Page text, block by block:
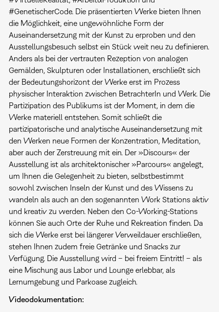
#GenetischerCode. Die präsentierten Werke bieten Ihnen
die Möglichkeit, eine ungewöhnliche Form der
Auseinandersetzung mit der Kunst zu erproben und den
Ausstellungsbesuch selbst ein Stück weit neu zu definieren.
Anders als bei der vertrauten Rezeption von analogen
Gemälden, Skulpturen oder Installationen, erschließt sich
der Bedeutungshorizont der Werke erst im Prozess
physischer Interaktion zwischen BetrachterIn und Werk. Die
Partizipation des Publikums ist der Moment, in dem die
Werke materiell entstehen. Somit schließt die
partizipatorische und analytische Auseinandersetzung mit
den Werken neue Formen der Konzentration, Meditation,
aber auch der Zerstreuung mit ein. Der »Discours« der
Ausstellung ist als architektonischer »Parcours« angelegt,
um Ihnen die Gelegenheit zu bieten, selbstbestimmt
sowohl zwischen Inseln der Kunst und des Wissens zu
wandeln als auch an den sogenannten Work Stations aktiv
und kreativ zu werden. Neben den Co-Working-Stations
können Sie auch Orte der Ruhe und Rekreation finden. Da
sich die Werke erst bei längerer Verweildauer erschließen,
stehen Ihnen zudem freie Getränke und Snacks zur
Verfügung. Die Ausstellung wird – bei freiem Eintritt! – als
eine Mischung aus Labor und Lounge erlebbar, als
Lernumgebung und Parkoase zugleich.
Videodokumentation: